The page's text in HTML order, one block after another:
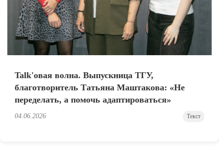
Talk'овая волна. Выпускница ТГУ,
благотворитель Татьяна Маштакова: «Не
переделать, а помочь адаптироваться»
04.06.2026 Текст